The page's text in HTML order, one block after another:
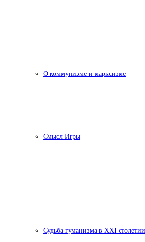
О коммунизме и марксизме
Смысл Игры
Судьба гуманизма в XXI столетии